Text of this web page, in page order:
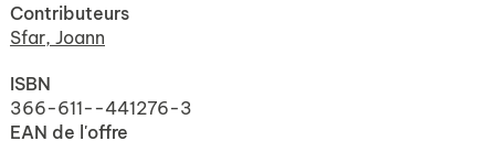
Contributeurs
Sfar, Joann
ISBN
366-611--441276-3
EAN de l'offre